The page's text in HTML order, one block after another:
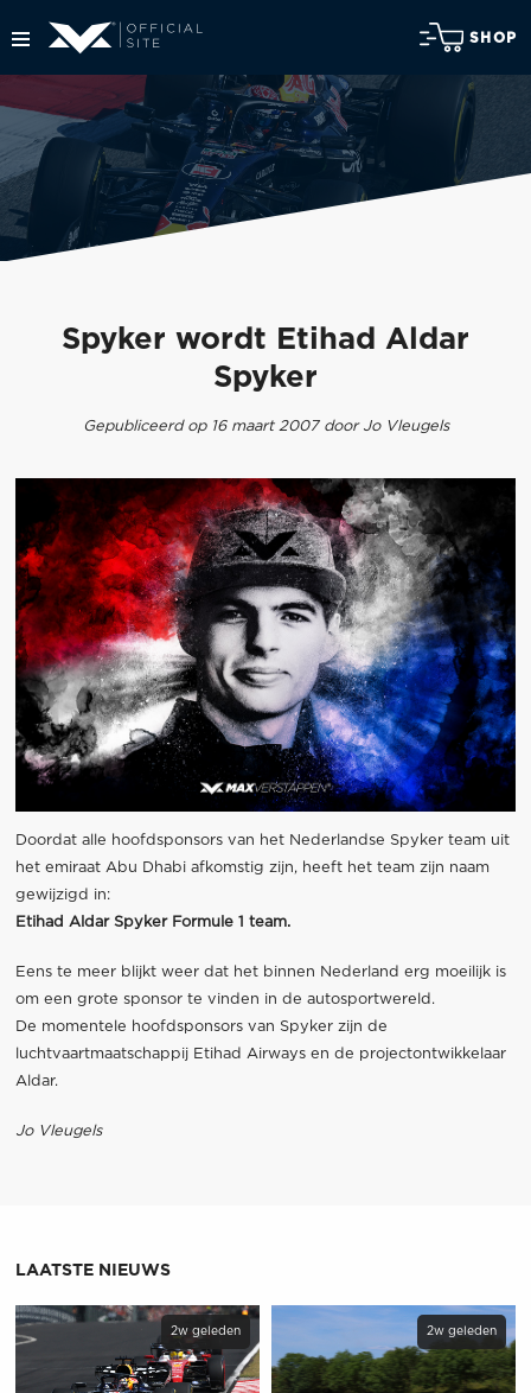
SHOP
Spyker wordt Etihad Aldar
Spyker
Gepubliceerd op 16 maart 2007 door Jo Vleugels
Doordat alle hoofdsponsors van het Nederlandse Spyker team uit
het emiraat Abu Dhabi afkomstig zijn, heeft het team zijn naam
gewijzigd in:
Etihad Aldar Spyker Formule 1 team.
Eens te meer blijkt weer dat het binnen Nederland erg moeilijk is
om een grote sponsor te vinden in de autosportwereld.
De momentele hoofdsponsors van Spyker zijn de
luchtvaartmaatschappij Etihad Airways en de projectontwikkelaar
Aldar.
Jo Vleugels
LAATSTE NIEUWS
2w geleden 2w geleden